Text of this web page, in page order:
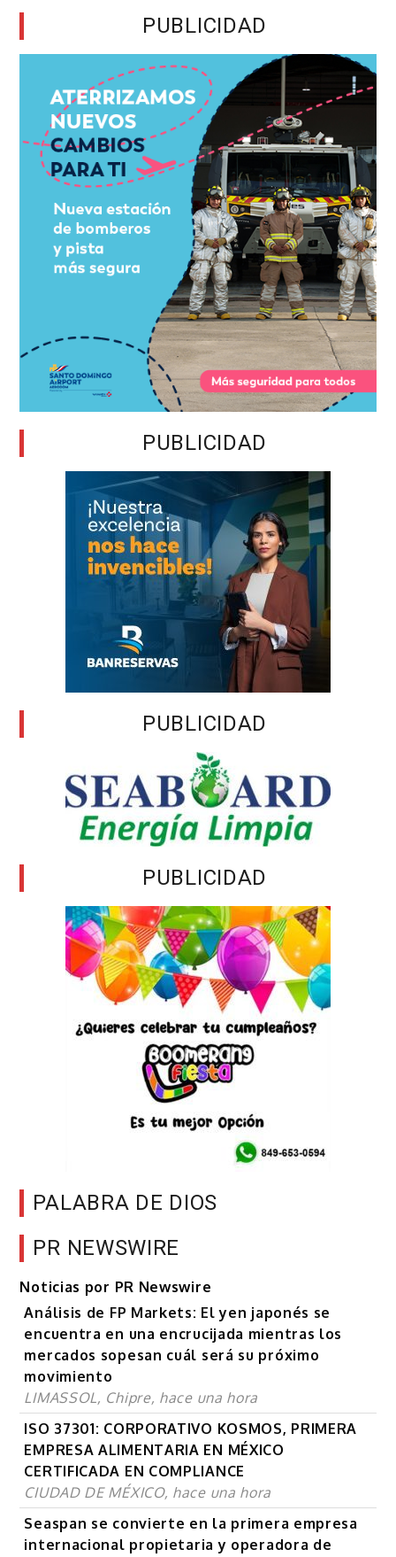
PUBLICIDAD
PUBLICIDAD
PUBLICIDAD
PUBLICIDAD
PALABRA DE DIOS
PR NEWSWIRE
Noticias por PR Newswire
Análisis de FP Markets: El yen japonés se
encuentra en una encrucijada mientras los
mercados sopesan cuál será su próximo
movimiento
LIMASSOL, Chipre, hace una hora
ISO 37301: CORPORATIVO KOSMOS, PRIMERA
EMPRESA ALIMENTARIA EN MÉXICO
CERTIFICADA EN COMPLIANCE
CIUDAD DE MÉXICO, hace una hora
Seaspan se convierte en la primera empresa
internacional propietaria y operadora de